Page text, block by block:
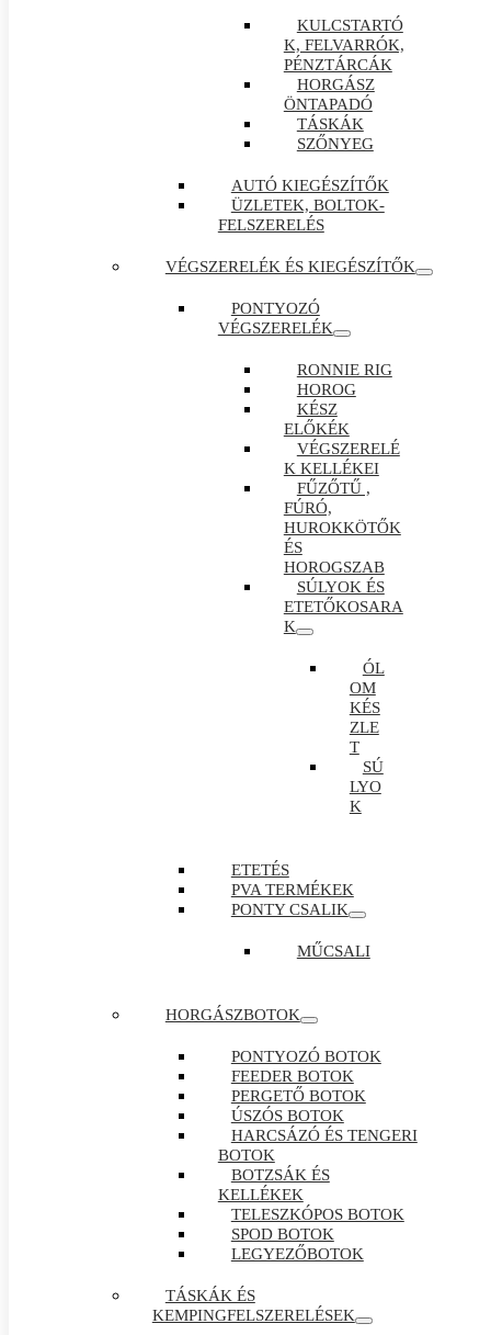
KULCSTARTÓ
K, FELVARRÓK,
PÉNZTÁRCÁK
HORGÁSZ
ÖNTAPADÓ
TÁSKÁK
SZŐNYEG
AUTÓ KIEGÉSZÍTŐK
ÜZLETEK, BOLTOK-
FELSZERELÉS
VÉGSZERELÉK ÉS KIEGÉSZÍTŐK
PONTYOZÓ
VÉGSZERELÉK
RONNIE RIG
HOROG
KÉSZ
ELŐKÉK
VÉGSZERELÉ
K KELLÉKEI
FŰZŐTŰ ,
FÚRÓ,
HUROKKÖTŐK
ÉS
HOROGSZAB
SÚLYOK ÉS
ETETŐKOSARA
K
ÓL
OM
KÉS
ZLE
T
SÚ
LYO
K
ETETÉS
PVA TERMÉKEK
PONTY CSALIK
MŰCSALI
HORGÁSZBOTOK
PONTYOZÓ BOTOK
FEEDER BOTOK
PERGETŐ BOTOK
ÚSZÓS BOTOK
HARCSÁZÓ ÉS TENGERI
BOTOK
BOTZSÁK ÉS
KELLÉKEK
TELESZKÓPOS BOTOK
SPOD BOTOK
LEGYEZŐBOTOK
TÁSKÁK ÉS
KEMPINGFELSZERELÉSEK